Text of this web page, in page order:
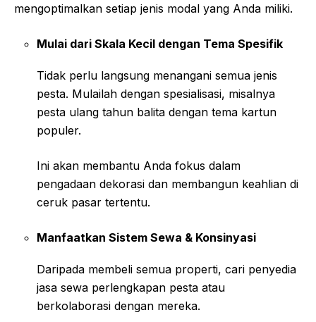
mengoptimalkan setiap jenis modal yang Anda miliki.
Mulai dari Skala Kecil dengan Tema Spesifik
Tidak perlu langsung menangani semua jenis
pesta. Mulailah dengan spesialisasi, misalnya
pesta ulang tahun balita dengan tema kartun
populer.
Ini akan membantu Anda fokus dalam
pengadaan dekorasi dan membangun keahlian di
ceruk pasar tertentu.
Manfaatkan Sistem Sewa & Konsinyasi
Daripada membeli semua properti, cari penyedia
jasa sewa perlengkapan pesta atau
berkolaborasi dengan mereka.